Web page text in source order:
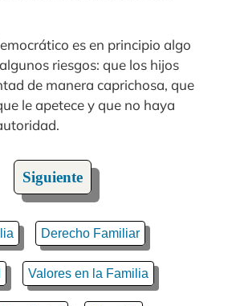
es en principio algo
riesgos: que los hijos
de manera caprichosa, que
le apetece y que no haya
Siguiente
Derecho Familiar
Valores en la Familia